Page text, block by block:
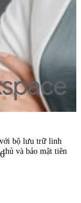
với bộ lưu trữ linh
thủ và bảo mật tiên